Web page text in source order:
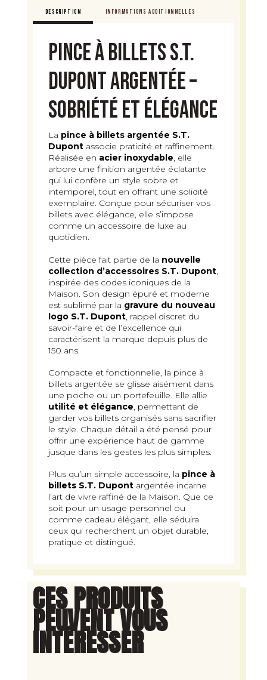
Dupont
DESCRIPTION INFORMATIONS ADDITIONNELLES
Pince à billets S.T.
Dupont argentée –
Sobriété et élégance
La pince à billets argentée S.T.
Dupontassocie praticité et raffinement.
Réalisée en acier inoxydable, elle
arbore une finition argentée éclatante
qui lui confère un style sobre et
intemporel, tout en offrant une solidité
exemplaire. Conçue pour sécuriser vos
billets avec élégance, elle s’impose
comme un accessoire de luxe au
quotidien.
Cette pièce fait partie de la nouvelle
collection d’accessoires S.T. Dupont,
inspirée des codes iconiques de la
Maison. Son design épuré et moderne
est sublimé par la gravure du nouveau
logo S.T. Dupont, rappel discret du
savoir-faire et de l’excellence qui
caractérisent la marque depuis plus de
150 ans.
Compacte et fonctionnelle, la pince à
billets argentée se glisse aisément dans
une poche ou un portefeuille. Elle allie
utilité et élégance, permettant de
garder vos billets organisés sans sacrifier
le style. Chaque détail a été pensé pour
offrir une expérience haut de gamme
jusque dans les gestes les plus simples.
Plus qu’un simple accessoire, la pince à
billets S.T. Dupontargentée incarne
l’art de vivre raffiné de la Maison. Que ce
soit pour un usage personnel ou
comme cadeau élégant, elle séduira
ceux qui recherchent un objet durable,
pratique et distingué.
CES PRODUITS
PEUVENT VOUS
INTÉRESSER